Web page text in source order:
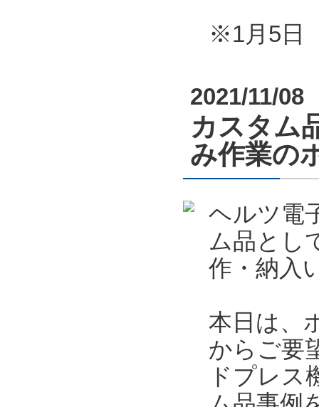
※1月5日
2021/11/08
カスタム
み作業の
ヘルツ電
ム品とし
作・納入
本日は、
からご要
ドプレス